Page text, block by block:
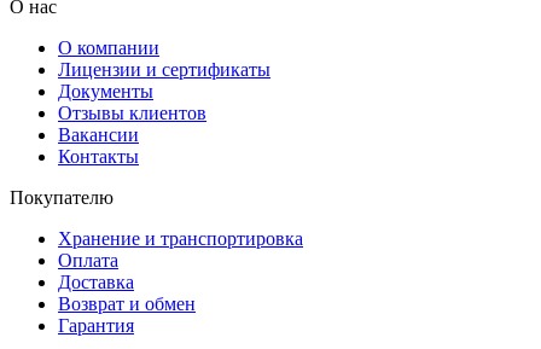
О нас
О компании
Лицензии и сертификаты
Документы
Отзывы клиентов
Вакансии
Контакты
Покупателю
Хранение и транспортировка
Оплата
Доставка
Возврат и обмен
Гарантия